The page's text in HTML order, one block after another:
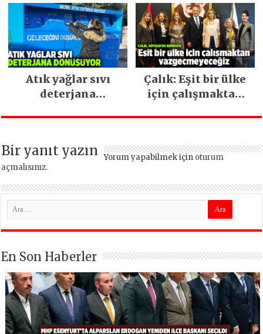
ara vermeden
devam ediyor
Atık yağlar sıvı
deterjana
Çalık: Eşit bir ülke
için çalışmaktan
Bir yanıt yazın Yorum yapabilmek için oturum
açmalısınız.
En Son Haberler